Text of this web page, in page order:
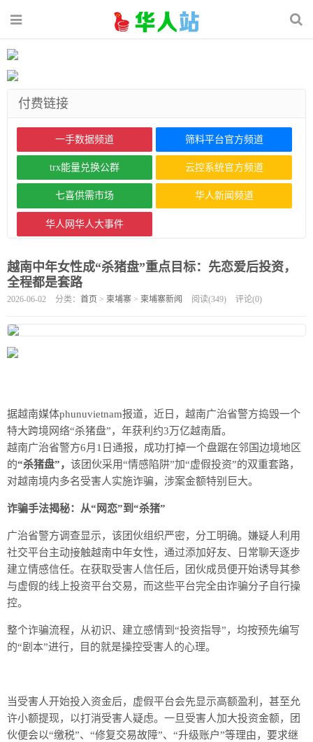
付费链接
一手数据频道 筛料平台官方频道
trx能量兑换公群 云控系统官方频道
七喜供需市场 华人新闻频道
华人网华人大事件
越南中年女性成“杀猪盘”重点目标：先恋爱后投资，
全程都是套路
2026-06-02 分类： 首页 > 柬埔寨 > 柬埔寨新闻 阅读(349) 评论(0)
据越南媒体phunuvietnam报道，近日，越南广治省警方捣毁一个
特大跨境网络“杀猪盘”，年获利约3万亿越南盾。
越南广治省警方6月1日通报，成功打掉一个盘踞在邻国边境地区
的“杀猪盘”， 该团伙采用“情感陷阱”加“虚假投资”的双重套路，
对越南境内多名受害人实施诈骗，涉案金额特别巨大。
诈骗手法揭秘：从“网恋”到“杀猪”
广治省警方调查显示，该团伙组织严密，分工明确。嫌疑人利用
社交平台主动接触越南中年女性，通过添加好友、日常聊天逐步
建立情感信任。在获取受害人信任后，团伙成员便开始诱导其参
与虚假的线上投资平台交易，而这些平台完全由诈骗分子自行操
控。
整个诈骗流程，从初识、建立感情到“投资指导”，均按预先编写
的“剧本”进行，目的就是操控受害人的心理。
当受害人开始投入资金后，虚假平台会先显示高额盈利，甚至允
许小额提现，以打消受害人疑虑。一旦受害人加大投资金额，团
伙便会以“缴税”、“修复交易故障”、“升级账户”等理由，要求继